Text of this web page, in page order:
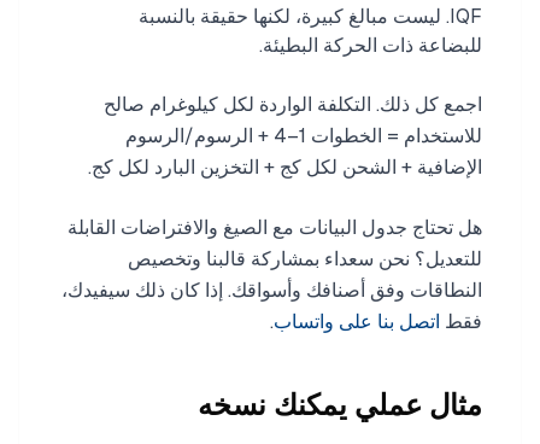
IQF. ليست مبالغ كبيرة، لكنها حقيقة بالنسبة
للبضاعة ذات الحركة البطيئة.
اجمع كل ذلك. التكلفة الواردة لكل كيلوغرام صالح
للاستخدام = الخطوات 1–4 + الرسوم/الرسوم
الإضافية + الشحن لكل كج + التخزين البارد لكل كج.
هل تحتاج جدول البيانات مع الصيغ والافتراضات القابلة
للتعديل؟ نحن سعداء بمشاركة قالبنا وتخصيص
النطاقات وفق أصنافك وأسواقك. إذا كان ذلك سيفيدك،
فقط اتصل بنا على واتساب.
مثال عملي يمكنك نسخه